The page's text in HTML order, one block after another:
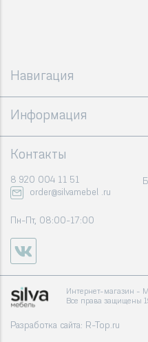
Навигация
Информация
Контакты
8 920 004 11 51
order@silvamebel .ru
Пн-Пт, 08:00-17:00
Интернет-магазин -
Все права защищены
Разработка сайта: R-Top.ru